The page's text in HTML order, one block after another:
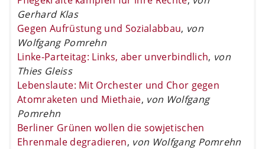
Gerhard Klas
Gegen Aufrüstung und Sozialabbau, von
Wolfgang Pomrehn
Linke-Parteitag: Links, aber unverbindlich, von
Thies Gleiss
Lebenslaute: Mit Orchester und Chor gegen
Atomraketen und Miethaie, von Wolfgang
Pomrehn
Berliner Grünen wollen die sowjetischen
Ehrenmale degradieren, von Wolfgang Pomrehn